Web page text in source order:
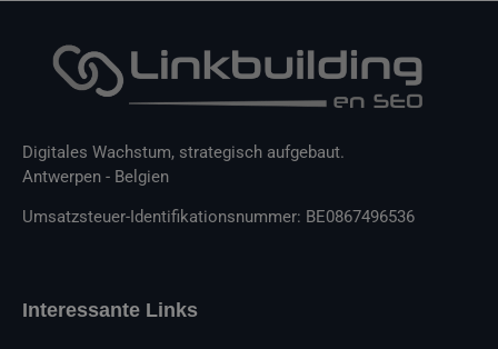
Digitales Wachstum, strategisch aufgebaut.
Antwerpen - Belgien
Umsatzsteuer-Identifikationsnummer: BE0867496536
Interessante Links